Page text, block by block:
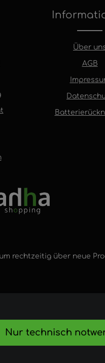
Über
AGB
rechtzeitig über neue
Nur technisch